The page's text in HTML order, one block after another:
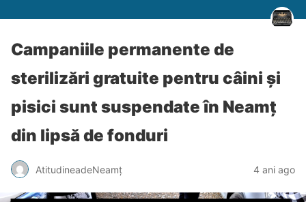
Campaniile permanente de
sterilizări gratuite pentru câini și
pisici sunt suspendate în Neamț
din lipsă de fonduri
AtitudineadeNeamț 4 ani ago